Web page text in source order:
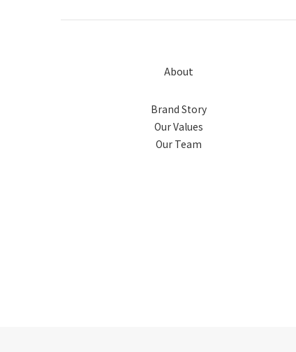
About
Brand Story
Our Values
Our Team